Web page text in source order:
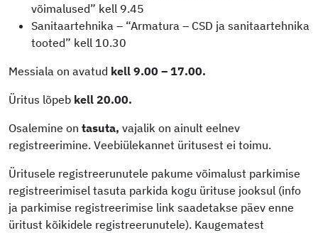
võimalused” kell 9.45
Sanitaartehnika – “Armatura – CSD ja sanitaartehnika
tooted” kell 10.30
Messiala on avatud kell 9.00 – 17.00.
Üritus lõpeb kell 20.00.
Osalemine on tasuta, vajalik on ainult eelnev
registreerimine. Veebiülekannet üritusest ei toimu.
Üritusele registreerunutele pakume võimalust parkimise
registreerimisel tasuta parkida kogu ürituse jooksul (info
ja parkimise registreerimise link saadetakse päev enne
üritust kõikidele registreerunutele). Kaugematest